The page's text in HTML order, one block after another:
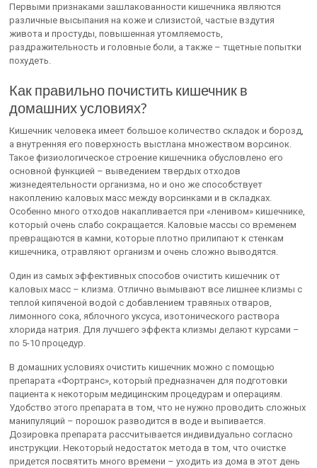
Первыми признаками зашлакованности кишечника являются
различные высыпания на коже и слизистой, частые вздутия
живота и простуды, повышенная утомляемость,
раздражительность и головные боли, а также – тщетные попытки
похудеть.
Как правильно почистить кишечник в
домашних условиях?
Кишечник человека имеет большое количество складок и борозд,
а внутренняя его поверхность выстлана множеством ворсинок.
Такое физиологическое строение кишечника обусловлено его
основной функцией – выведением твердых отходов
жизнедеятельности организма, но и оно же способствует
накоплению каловых масс между ворсинками и в складках.
Особенно много отходов накапливается при «ленивом» кишечнике,
который очень слабо сокращается. Каловые массы со временем
превращаются в камни, которые плотно прилипают к стенкам
кишечника, отравляют организм и очень сложно выводятся.
Один из самых эффективных способов очистить кишечник от
каловых масс – клизма. Отлично вымывают все лишнее клизмы с
теплой кипяченой водой с добавлением травяных отваров,
лимонного сока, яблочного уксуса, изотонического раствора
хлорида натрия. Для лучшего эффекта клизмы делают курсами –
по 5-10 процедур.
В домашних условиях очистить кишечник можно с помощью
препарата «Фортранс», который предназначен для подготовки
пациента к некоторым медицинским процедурам и операциям.
Удобство этого препарата в том, что не нужно проводить сложных
манипуляций – порошок разводится в воде и выпивается.
Дозировка препарата рассчитывается индивидуально согласно
инструкции. Некоторый недостаток метода в том, что очистке
придется посвятить много времени – уходить из дома в этот день